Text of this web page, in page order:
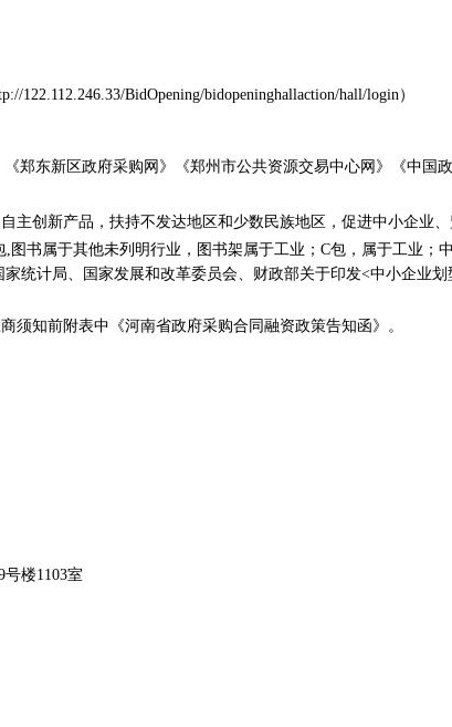
122.112.246.33/BidOpening/bidopeninghallaction/hall/login）
郑东新区政府采购网》《郑州市公共资源交易中心网》《中国
主创新产品，扶持不发达地区和少数民族地区，促进中小企业
,图书属于其他未列明行业，图书架属于工业； C包，属于工业；
统计局、国家发展和改革委员会、财政部关于印发<中小企业
须知前附表中《河南省政府采购合同融资政策告知函》。
号楼1103室